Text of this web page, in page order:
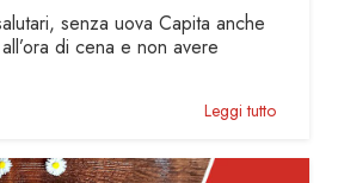
senza uova Capita anche
di cena e non avere
Leggi tutto